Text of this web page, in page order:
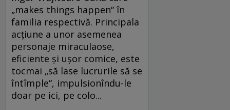
„makes things happen“ în
familia respectivă. Principala
acţiune a unor asemenea
personaje miraculaose,
eficiente şi uşor comice, este
tocmai „să lase lucrurile să se
întîmple“, impulsionîndu-le
doar pe ici, pe colo...